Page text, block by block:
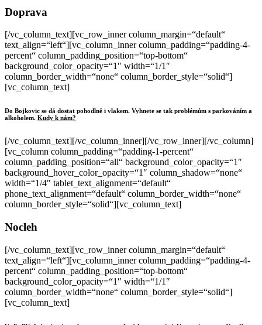
Doprava
[/vc_column_text][vc_row_inner column_margin=“default“
text_align=“left“][vc_column_inner column_padding=“padding-4-
percent“ column_padding_position=“top-bottom“
background_color_opacity=“1″ width=“1/1″
column_border_width=“none“ column_border_style=“solid“]
[vc_column_text]
Do Bojkovic se dá dostat pohodlně i vlakem. Vyhnete se tak problémům s parkováním a
alkoholem. Kudy k nám?
[/vc_column_text][/vc_column_inner][/vc_row_inner][/vc_column]
[vc_column column_padding=“padding-1-percent“
column_padding_position=“all“ background_color_opacity=“1″
background_hover_color_opacity=“1″ column_shadow=“none“
width=“1/4″ tablet_text_alignment=“default“
phone_text_alignment=“default“ column_border_width=“none“
column_border_style=“solid“][vc_column_text]
Nocleh
[/vc_column_text][vc_row_inner column_margin=“default“
text_align=“left“][vc_column_inner column_padding=“padding-4-
percent“ column_padding_position=“top-bottom“
background_color_opacity=“1″ width=“1/1″
column_border_width=“none“ column_border_style=“solid“]
[vc_column_text]